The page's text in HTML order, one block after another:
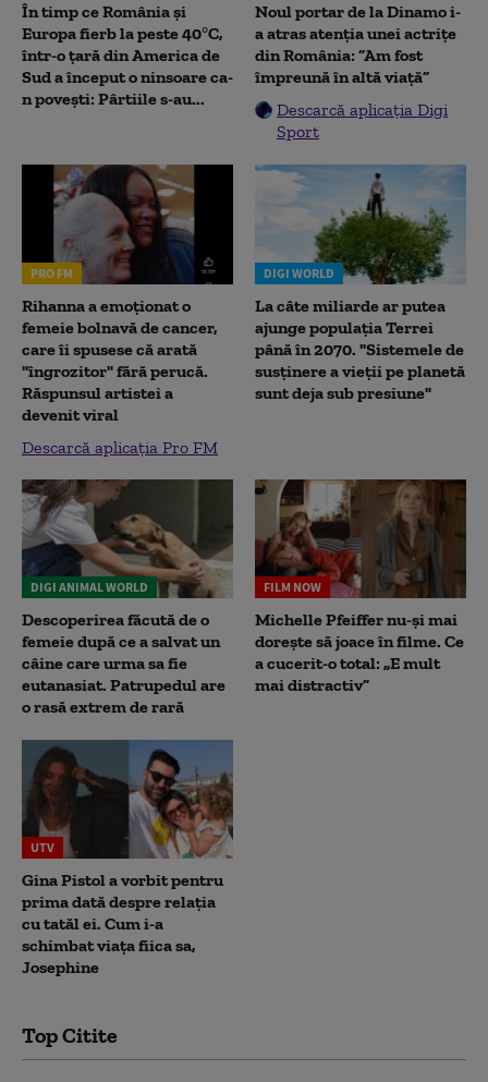
În timp ce România și
Europa fierb la peste 40°C,
într-o țară din America de
Sud a început o ninsoare ca-
n povești: Pârtiile s-au...
Noul portar de la Dinamo i-
a atras atenția unei actrițe
din România: ”Am fost
împreună în altă viață”
Descarcă aplicația Digi
Sport
PRO FM
Rihanna a emoționat o
femeie bolnavă de cancer,
care îi spusese că arată
"îngrozitor" fără perucă.
Răspunsul artistei a
devenit viral
Descarcă aplicația Pro FM
DIGI WORLD
La câte miliarde ar putea
ajunge populația Terrei
până în 2070. "Sistemele de
susținere a vieții pe planetă
sunt deja sub presiune"
DIGI ANIMAL WORLD
Descoperirea făcută de o
femeie după ce a salvat un
câine care urma sa fie
eutanasiat. Patrupedul are
o rasă extrem de rară
FILM NOW
Michelle Pfeiffer nu-și mai
dorește să joace în filme. Ce
a cucerit-o total: „E mult
mai distractiv”
UTV
Gina Pistol a vorbit pentru
prima dată despre relația
cu tatăl ei. Cum i-a
schimbat viața fiica sa,
Josephine
Top Citite